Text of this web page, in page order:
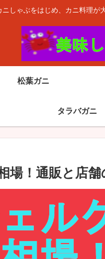
ニしゃぶをはじめ、カニ料理が
松葉ガニ
タラバガニ
場！通販と店舗